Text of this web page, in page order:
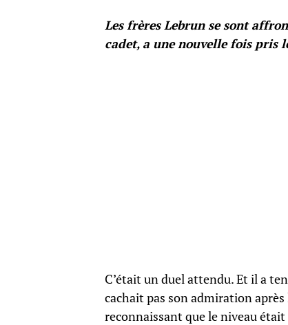
Les frères Lebrun se sont
cadet, a une nouvelle fois pris
C’était un duel attendu. Et il a
cachait pas son admiration
reconnaissant que le niveau